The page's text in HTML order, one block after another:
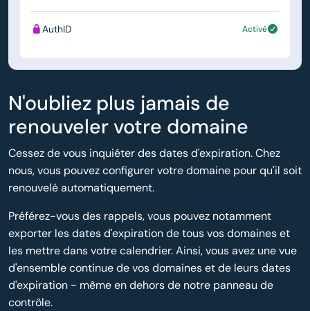
AuthID Activé
N'oubliez plus jamais de
renouveler votre domaine
Cessez de vous inquiéter des dates d'expiration. Chez
nous, vous pouvez configurer votre domaine pour qu'il soit
renouvelé automatiquement.
Préférez-vous des rappels, vous pouvez notamment
exporter les dates d'expiration de tous vos domaines et
les mettre dans votre calendrier. Ainsi, vous avez une vue
d'ensemble continue de vos domaines et de leurs dates
d'expiration - même en dehors de notre panneau de
contrôle.